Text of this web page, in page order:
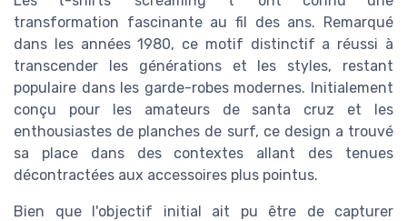
transformation fascinante au fil des ans. Remarqué
dans les années 1980, ce motif distinctif a réussi à
transcender les générations et les styles, restant
populaire dans les garde-robes modernes. Initialement
conçu pour les amateurs de santa cruz et les
enthousiastes de planches de surf, ce design a trouvé
sa place dans des contextes allant des tenues
décontractées aux accessoires plus pointus.
Bien que l'objectif initial ait pu être de capturer